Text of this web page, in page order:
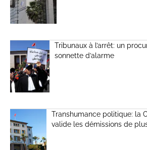
Tribunaux à l’arrêt: un
sonnette d’alarme
Transhumance politique: la
valide les démissions de